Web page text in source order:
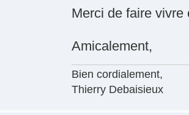
Merci de faire vivre
Amicalement,
Bien cordialement,
Thierry Debaisieux